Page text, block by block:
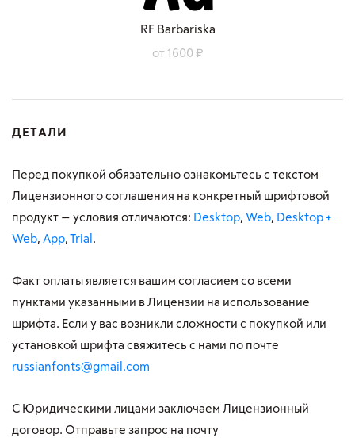
RF Barbariska
от 1600 ₽
ДЕТАЛИ
Перед покупкой обязательно ознакомьтесь с текстом
Лицензионного соглашения на конкретный шрифтовой
продукт — условия отличаются: Desktop, Web, Desktop +
Web, App,Trial .
Факт оплаты является вашим согласием со всеми
пунктами указанными в Лицензии на использование
шрифта. Если у вас возникли сложности с покупкой или
установкой шрифта свяжитесь с нами по почте
russianfonts@gmail.com
С Юридическими лицами заключаем Лицензионный
договор. Отправьте запрос на почту